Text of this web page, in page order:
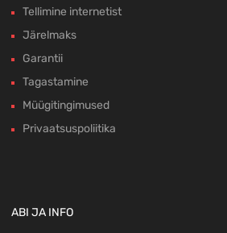
Tellimine internetist
Järelmaks
Garantii
Tagastamine
Müügitingimused
Privaatsuspoliitika
ABI JA INFO